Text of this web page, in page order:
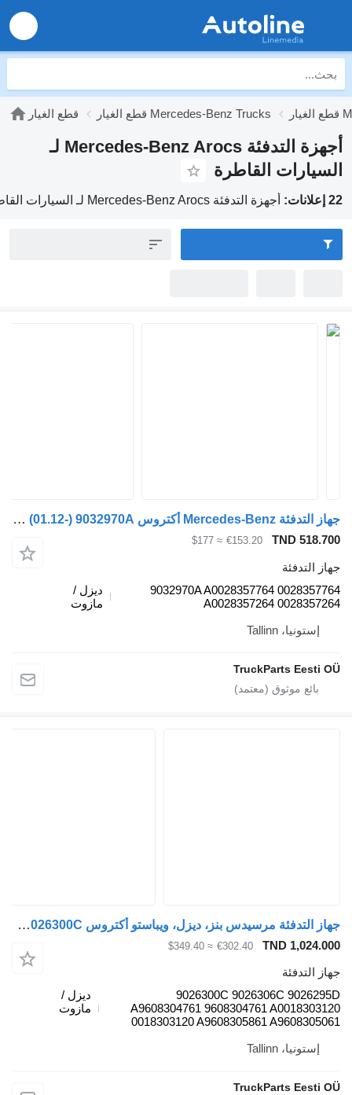
قطع الغيار قطع الغيار Mercedes-Benz Trucks
أجهزة التدفئة Mercedes-Benz Arocs لـ
القاطرة
أجهزة التدفئة Mercedes-Benz Arocs لـ السيارات القاطرة
جهاز التدفئة Mercedes-Benz أكتروس mp4 2551 (01.12-) 9032970A لـ السيارات القاطرة Mercedes-Benz Actros MP4 Antos Arocs (2012-)
€153.20
≈ $177
9032970A A0028357764
A0028357264
ديزل /
جهاز التدفئة مرسيدس بنز، ديزل، ويباستو أكتروس mp4 (01.12-) 9026300C لـ السيارات القاطرة Mercedes-Benz Actros MP4 Antos Arocs (2012-)
TND
€302.40
≈ $349.40
9026300C 9026306C
A9608304761 9608304761
0018303120 A9608305861
مازوت